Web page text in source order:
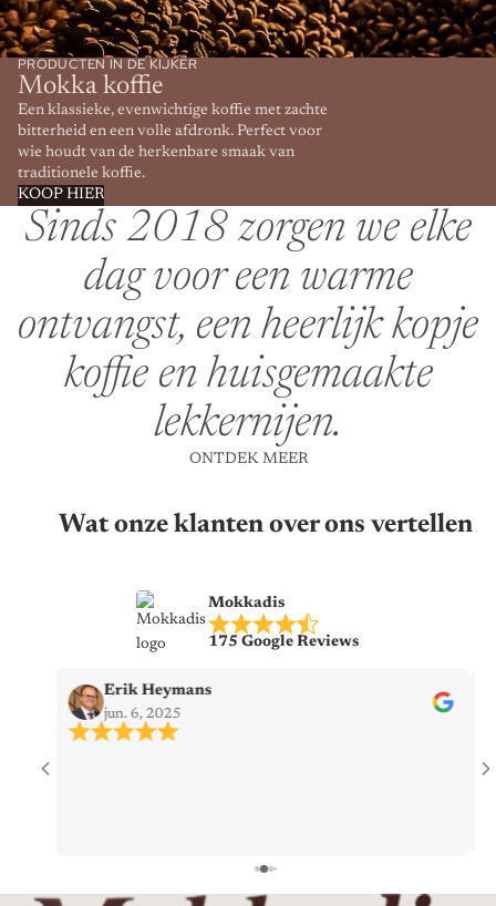
PRODUCTEN IN DE KIJKER
Mokka koffie
Een klassieke, evenwichtige koffie met zachte
bitterheid en een volle afdronk. Perfect voor
wie houdt van de herkenbare smaak van
traditionele koffie.
KOOP HIER
Sinds 2018 zorgen we elke
dag voor een warme
ontvangst, een heerlijk kopje
koffie en huisgemaakte
lekkernijen.
ONTDEK MEER
Wat onze klanten over ons vertellen
Mokkadis
175 Google Reviews
Erik Heymans
jun. 6, 2025